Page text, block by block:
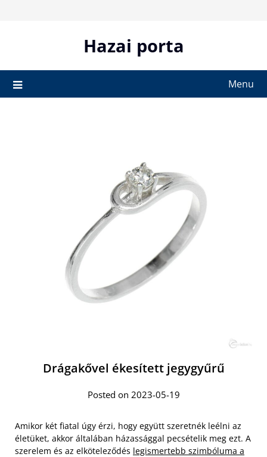
Hazai porta
Menu
Drágakővel ékesített jegygyűrű
Posted on 2023-05-19
Amikor két fiatal úgy érzi, hogy együtt szeretnék leélni az
életüket, akkor általában házassággal pecsételik meg ezt. A
szerelem és az elköteleződés legismertebb szimbóluma a